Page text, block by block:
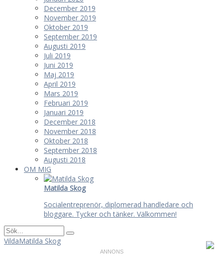
December 2019
November 2019
Oktober 2019
September 2019
Augusti 2019
Juli 2019
Juni 2019
Maj 2019
April 2019
Mars 2019
Februari 2019
Januari 2019
December 2018
November 2018
Oktober 2018
September 2018
Augusti 2018
OM MIG
Matilda Skog
Socialentreprenör, diplomerad handledare och
bloggare. Tycker och tänker. Välkommen!
VildaMatilda Skog